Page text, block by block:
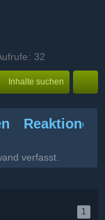
32
Inhalte suchen
Reaktionen
verfasst.
1